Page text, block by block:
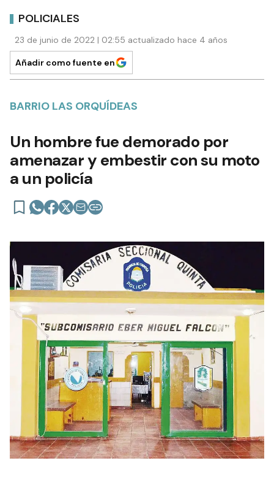
POLICIALES
23 de junio de 2022 | 02:55 actualizado hace 4 años
Añadir como fuente en
BARRIO LAS ORQUÍDEAS
Un hombre fue demorado por
amenazar y embestir con su moto
a un policía